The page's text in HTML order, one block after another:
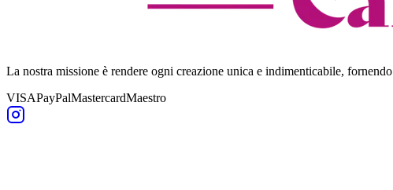
La nostra missione è rendere ogni creazione unica e indimenticabile, fornendo
VISAPayPalMastercardMaestro